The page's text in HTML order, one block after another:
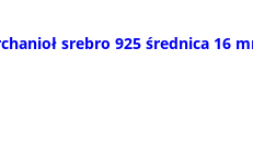
srebro 925 średnica 16